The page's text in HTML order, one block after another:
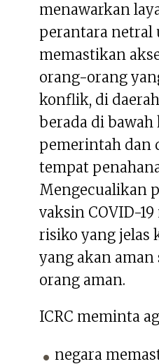
menawarkan
perantara netral
memastikan
orang-orang
konflik, di
berada di
pemerintah dan
tempat
Mengecualikan
vaksin COVID-
risiko yang jelas
yang akan aman
orang aman.
ICRC meminta
negara